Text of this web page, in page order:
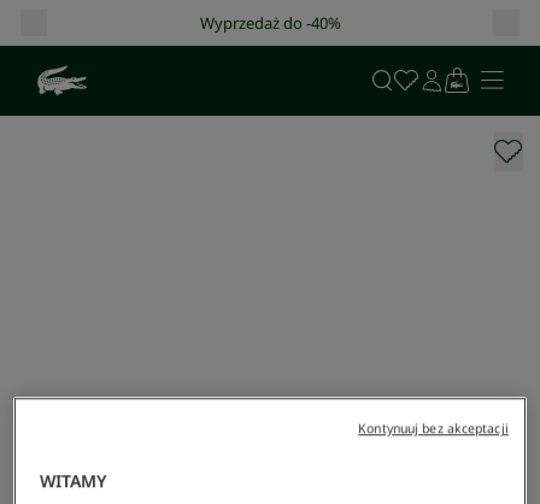
Wyprzedaż do -40%
WITAMY
Kontynuuj bez akceptacji